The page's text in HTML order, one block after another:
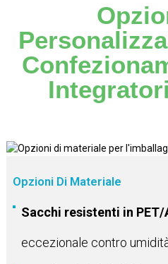
Opzioni Di Materiale
Sacchi resistenti in PET/
eccezionale contro